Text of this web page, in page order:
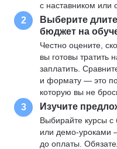
с наставником или
2
Выберите
бюджет на
Честно оцените,
вы готовы тратить
заплатить.
и формату — это
которую вы не
3 Изучите
Выбирайте курсы
или демо-уроками
до оплаты.